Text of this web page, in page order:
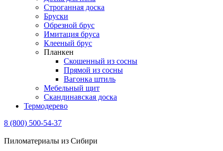
Строганная доска
Бруски
Обрезной брус
Имитация бруса
Клееный брус
Планкен
Скошенный из сосны
Прямой из сосны
Вагонка штиль
Мебельный щит
Скандинавская доска
Термодерево
8 (800) 500-54-37
Пиломатериалы из Сибири